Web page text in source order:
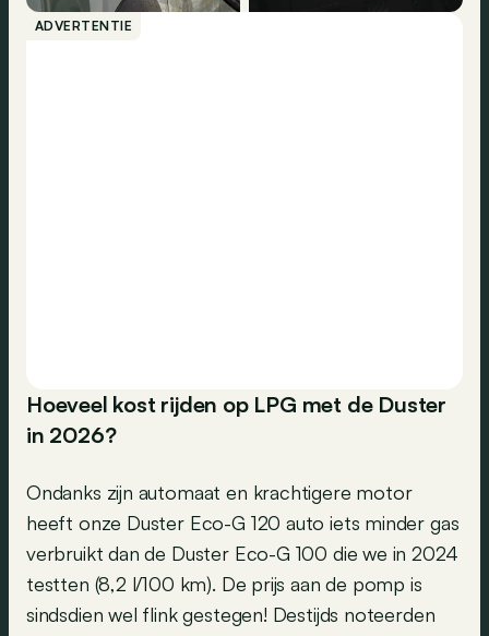
ADVERTENTIE
Hoeveel kost rijden op LPG met de Duster
in 2026?
Ondanks zijn automaat en krachtigere motor
heeft onze Duster Eco-G 120 auto iets minder gas
verbruikt dan de Duster Eco-G 100 die we in 2024
testten (8,2 l/100 km). De prijs aan de pomp is
sindsdien wel flink gestegen! Destijds noteerden